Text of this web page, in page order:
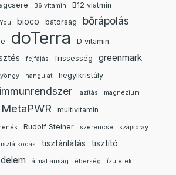
B6 vitamin
B12 viatmin
bioco bátorság bőrápolás
doTerra D vitamin
fejfájás frissesség greenmark
hangulat
hegyikristály
immunrendszer lazítás magnézium
MetaPWR multivitamin
Rudolf Steiner szerencse szájspray
tisztánlátás tisztító
álmatlanság éberség ízületek